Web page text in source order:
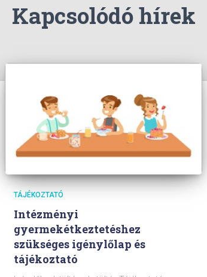
Kapcsolódó hírek
TÁJÉKOZTATÓ
Intézményi
gyermekétkeztetéshez
szükséges igénylőlap és
tájékoztató